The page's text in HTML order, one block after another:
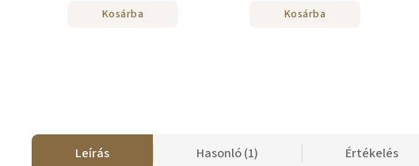
Kosárba Kosárba
Leírás Hasonló (1) Értékelés